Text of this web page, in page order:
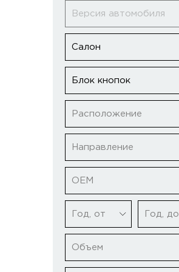
Версия автомобиля
Салон
Блок кнопок
Расположение
Направление
ОЕМ
Год, от Год, до
Объем